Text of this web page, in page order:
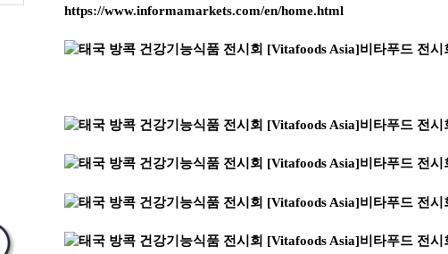
https://www.informamarkets.com/en/home.html